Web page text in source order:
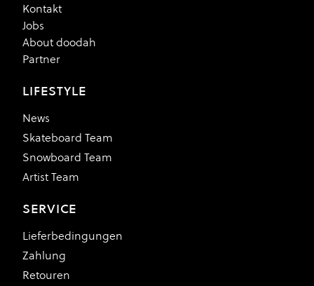
Kontakt
Jobs
About doodah
Partner
LIFESTYLE
News
Skateboard Team
Snowboard Team
Artist Team
SERVICE
Lieferbedingungen
Zahlung
Retouren